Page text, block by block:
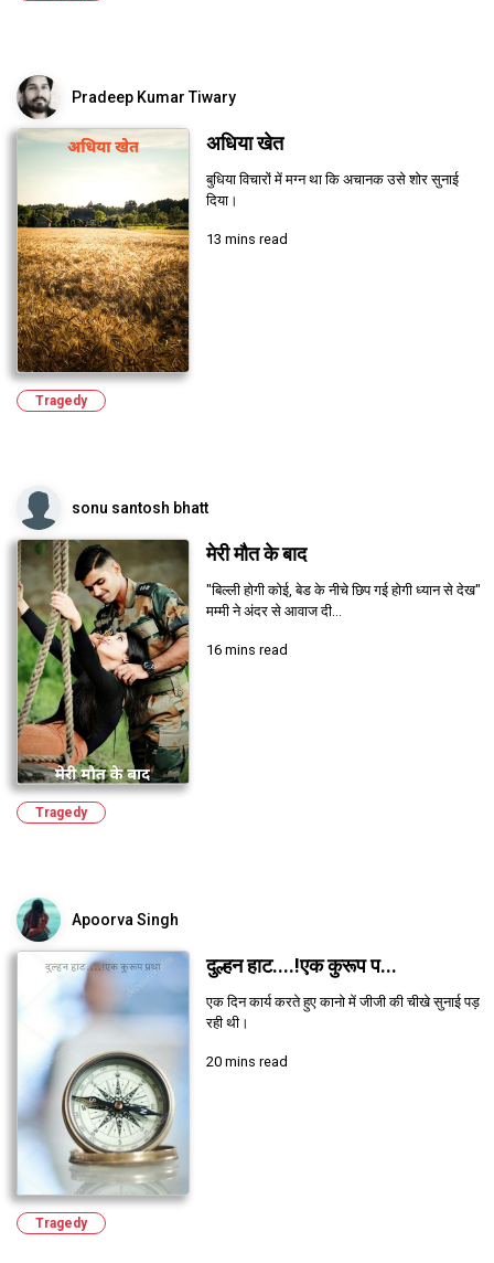
Pradeep Kumar Tiwary
अधिया खेत
बुधिया विचारों में मग्न था कि अचानक उसे शोर सुनाई
दिया।
13 mins read
Tragedy
sonu santosh bhatt
मेरी मौत के बाद
"बिल्ली होगी कोई, बेड के नीचे छिप गई होगी ध्यान से देख"
मम्मी ने अंदर से आवाज दी...
16 mins read
Tragedy
Apoorva Singh
दुल्हन हाट....!एक कुरूप प...
एक दिन कार्य करते हुए कानो में जीजी की चीखे सुनाई पड़
रही थी।
20 mins read
Tragedy